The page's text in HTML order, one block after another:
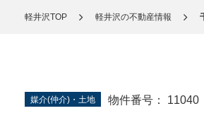
軽井沢TOP 軽井沢の不動産情報
媒介(仲介)・土地 物件番号： 11040